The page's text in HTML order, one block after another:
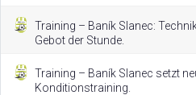
Training – Baník Slanec:
Gebot der Stunde.
Training – Baník Slanec setzt
Konditionstraining.